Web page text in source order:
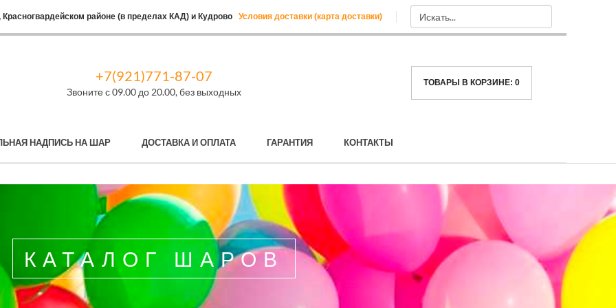
районе (в пределах КАД) и Кудрово Условия доставки (карта доставки)
+7(921)771-87-07
Звоните с 09.00 до 20.00, без выходных
ТОВАРЫ В КОРЗИНЕ: 0
НАДПИСЬ НА ШАР ДОСТАВКА И ОПЛАТА ГАРАНТИЯ КОНТАКТЫ
КАТАЛОГ ШАРОВ